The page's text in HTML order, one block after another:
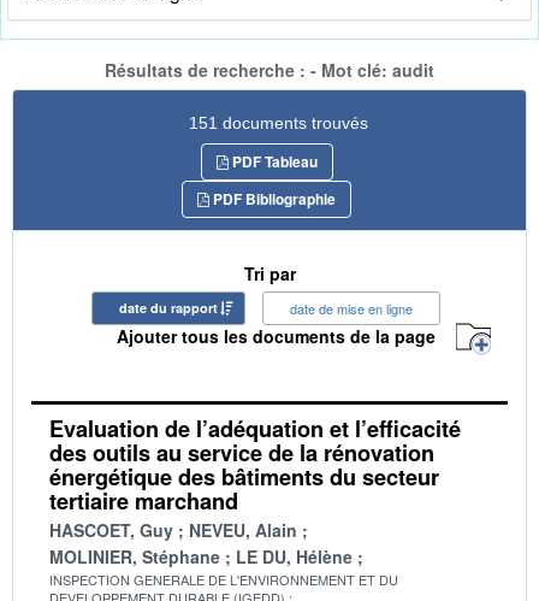
Résultats de recherche : - Mot clé: audit
151 documents trouvés
PDF Tableau
PDF Bibliographie
Tri par
date du rapport date de mise en ligne
Ajouter tous les documents de la page
Evaluation de l’adéquation et l’efficacité
des outils au service de la rénovation
énergétique des bâtiments du secteur
tertiaire marchand
HASCOET, Guy
NEVEU, Alain
MOLINIER, Stéphane
LE DU, Hélène
INSPECTION GENERALE DE L'ENVIRONNEMENT ET DU